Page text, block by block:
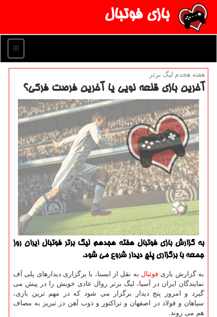
بازی فوتبال
منو
هفته هجدم لیگ برتر
آخرین بازی قلعه نویی یا آخرین فرصت فركی؟
به گزارش بازی فوتبال هفته هجدهم لیگ برتر فوتبال ایران روز
جمعه با برگزاری پنج دیدار شروع می شود.
به گزارش بازی فوتبال به نقل از ایسنا، با برگزاری دیدارهای پلی آف
نمایندگان ایران در آسیا، لیگ برتر روال عادی خویش را در پیش می
گیرد و امروز پنج دیدار برگزار می شود كه در مهم ترین بازی،
سپاهان و فولاد در اصفهان و تراكتور و ذوب آهن در تبریز به مصاف
هم می روند.